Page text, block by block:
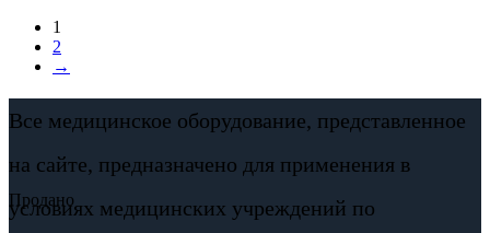
Продано
1
2
→
Все медицинское оборудование, представленное
на сайте, предназначено для применения в
условиях медицинских учреждений по